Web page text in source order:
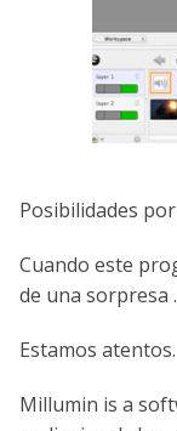
Posibilidades
Cuando este
de una sorpresa
Estamos atentos.
Millumin is a